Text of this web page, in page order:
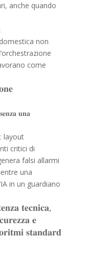
anche quando
non
come
𝐮𝐧𝐚
layout
critici di
falsi allarmi
una
in un guardiano
𝐭𝐞𝐜𝐧𝐢𝐜𝐚,
𝐞
𝐬𝐭𝐚𝐧𝐝𝐚𝐫𝐝